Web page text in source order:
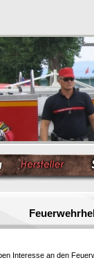
Interesse an den